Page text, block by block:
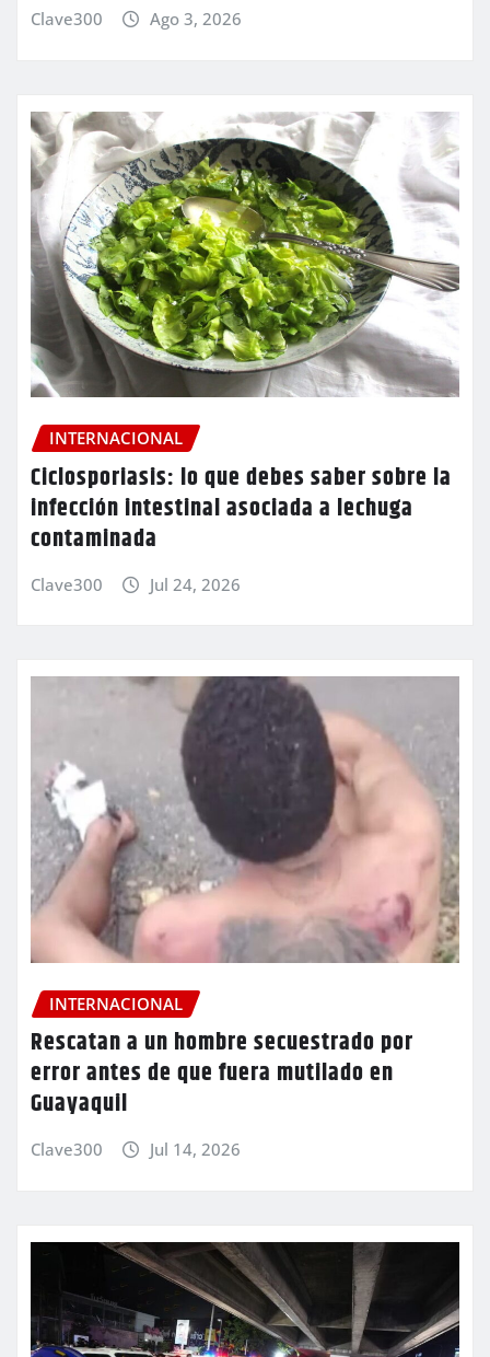
Clave300 Ago 3, 2026
INTERNACIONAL
Ciclosporiasis: lo que debes saber sobre la
infección intestinal asociada a lechuga
contaminada
Clave300 Jul 24, 2026
INTERNACIONAL
Rescatan a un hombre secuestrado por
error antes de que fuera mutilado en
Guayaquil
Clave300 Jul 14, 2026